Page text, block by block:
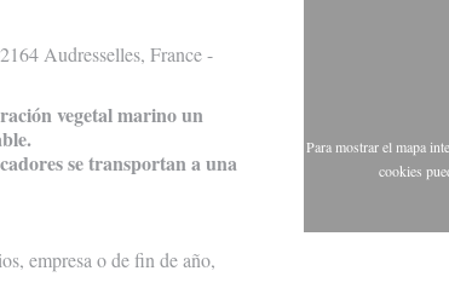
Audresselles, France -
vegetal marino un
se transportan a una
empresa o de fin de año,
Para mostrar el mapa
cookies